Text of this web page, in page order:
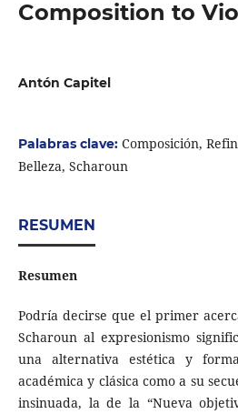
Composition to
Antón Capitel
Palabras clave: Composición,
Belleza, Scharoun
RESUMEN
Resumen
Podría decirse que el primer
Scharoun al expresionismo
una alternativa estética y
académica y clásica como a su
insinuada, la de la “Nueva